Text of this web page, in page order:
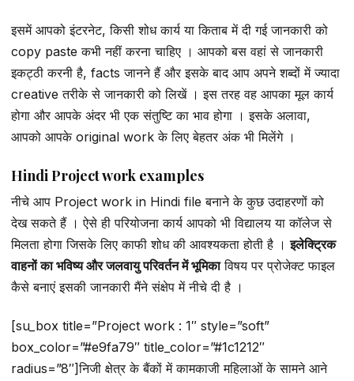
इसमें आपको इंटरनेट, किसी शोध कार्य या किताब में दी गई जानकारी को
copy paste कभी नहीं करना चाहिए । आपको बस वहां से जानकारी
इकट्ठी करनी है, facts जानने हैं और इसके बाद आप अपने शब्दों में ज्यादा
creative तरीके से जानकारी को लिखें । इस तरह वह आपका मूल कार्य
होगा और आपके अंदर भी एक संतुष्टि का भाव होगा । इसके अलावा,
आपको आपके original work के लिए बेहतर अंक भी मिलेंगे ।
Hindi Project work examples
नीचे आप Project work in Hindi file बनाने के कुछ उदाहरणों को
देख सकते हैं । ऐसे ही परियोजना कार्य आपको भी विद्यालय या कॉलेज से
मिलता होगा जिसके लिए काफी शोध की आवश्यकता होती है ।इलेक्ट्रिक
वाहनों का भविष्य और जलवायु परिवर्तन में भूमिकाविषय पर प्रोजेक्ट फाइल
कैसे बनाएं इसकी जानकारी मैंने संक्षेप में नीचे दी है ।
[su_box title=”Project work : 1″ style=”soft”
box_color=”#e9fa79″ title_color=”#1c1212″
radius=”8″]निजी क्षेत्र के बैंकों में कामकाजी महिलाओं के सामने आने